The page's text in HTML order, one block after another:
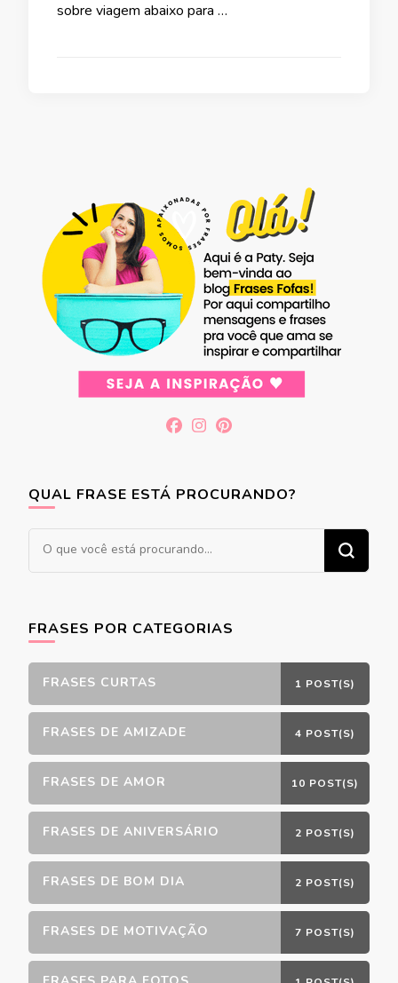
sobre viagem abaixo para …
QUAL FRASE ESTÁ PROCURANDO?
Procurando
algo?
FRASES POR CATEGORIAS
FRASES CURTAS 1 POST(S)
FRASES DE AMIZADE 4 POST(S)
FRASES DE AMOR 10 POST(S)
FRASES DE ANIVERSÁRIO 2 POST(S)
FRASES DE BOM DIA 2 POST(S)
FRASES DE MOTIVAÇÃO 7 POST(S)